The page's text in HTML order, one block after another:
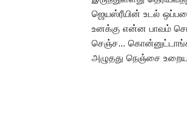
ஜெயஸ்ரீயின் உடல்
உனக்கு என்ன பாவம்
செஞ்ச...
அழுதது நெஞ்சை